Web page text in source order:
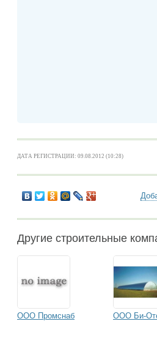
ДАТА РЕГИСТРАЦИИ: 09.08.2012 (10:28)
Другие строительные
ООО Промснаб ООО Би-